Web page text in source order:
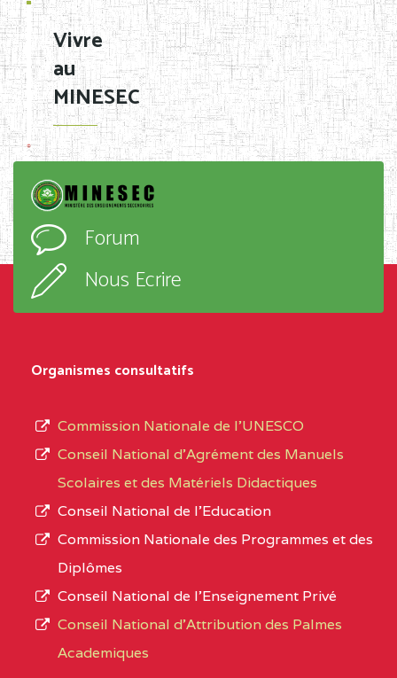
Vivre
au
MINESEC
Forum
Nous Ecrire
Organismes consultatifs
Commission Nationale de l’UNESCO
Conseil National d’Agrément des Manuels
Scolaires et des Matériels Didactiques
Conseil National de l’Education
Commission Nationale des Programmes et des
Diplômes
Conseil National de l’Enseignement Privé
Conseil National d'Attribution des Palmes
Academiques